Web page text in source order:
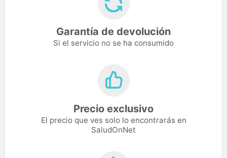
Garantía de devolución
Si el servicio no se ha consumido
Precio exclusivo
El precio que ves solo lo encontrarás en
SaludOnNet